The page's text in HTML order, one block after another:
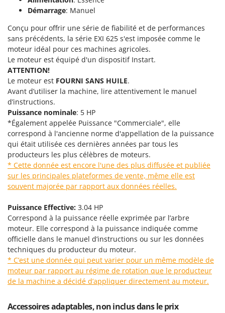
Pulvérisateurs
R
Rafraîchisseurs d'air par évaporation
Rampes de chargement en aluminium
Râpes à fromage électriques
Râteaux pour tracteur
Remplisseuses
Robots nettoyeurs de piscine
Robots Tondeuses
Rogneuses de souches
Rouleaux pour tracteur
S
Scies à Ruban
Scies alternatives à batterie
Scies de jardin télescopiques
Sécateurs électriques à batterie
Sécateurs et Échenilloirs manuels
Sécateurs pneumatiques
Semoirs et Épandeurs d'engrais
GRIFO
GVS
GYS
H
Hailo
Helvi
Henx
HiKOKI
Honda
I
Idromatic
Il-Tec
Imperia
Infaco
Intec
Intex
Italyco
ITM
J
Démarrage: Manuel
Conçu pour offrir une série de fiabilité et de performances
sans précédents, la série EXI 625 s'est imposée comme le
moteur idéal pour ces machines agricoles.
Le moteur est équipé d'un dispositif Instart.
ATTENTION!
Le moteur est FOURNI SANS HUILE.
Avant d’utiliser la machine, lire attentivement le manuel
d’instructions.
Puissance nominale: 5 HP
*Également appelée Puissance "Commerciale", elle
correspond à l'ancienne norme d'appellation de la puissance
qui était utilisée ces dernières années par tous les
producteurs les plus célèbres de moteurs.
* Cette donnée est encore l'une des plus diffusée et publiée
sur les principales plateformes de vente, même elle est
souvent majorée par rapport aux données réelles.
Puissance Effective: 3.04 HP
Correspond à la puissance réelle exprimée par l’arbre
moteur. Elle correspond à la puissance indiquée comme
officielle dans le manuel d’instructions ou sur les données
techniques du producteur du moteur.
* C’est une donnée qui peut varier pour un même modèle de
moteur par rapport au régime de rotation que le producteur
de la machine a décidé d’appliquer directement au moteur.
Accessoires adaptables, non inclus dans le prix